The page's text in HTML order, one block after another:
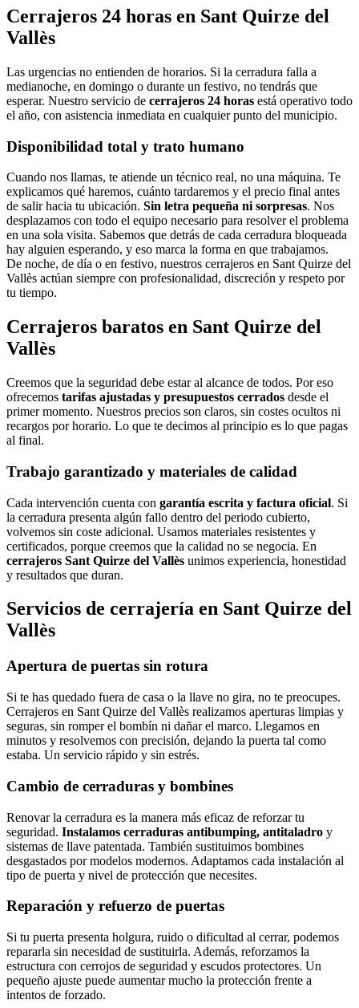
Cerrajeros 24 horas en Sant Quirze del
Vallès
Las urgencias no entienden de horarios. Si la cerradura falla a
medianoche, en domingo o durante un festivo, no tendrás que
esperar. Nuestro servicio de cerrajeros 24 horas está operativo todo
el año, con asistencia inmediata en cualquier punto del municipio.
Disponibilidad total y trato humano
Cuando nos llamas, te atiende un técnico real, no una máquina. Te
explicamos qué haremos, cuánto tardaremos y el precio final antes
de salir hacia tu ubicación. Sin letra pequeña ni sorpresas. Nos
desplazamos con todo el equipo necesario para resolver el problema
en una sola visita. Sabemos que detrás de cada cerradura bloqueada
hay alguien esperando, y eso marca la forma en que trabajamos.
De noche, de día o en festivo, nuestros cerrajeros en Sant Quirze del
Vallès actúan siempre con profesionalidad, discreción y respeto por
tu tiempo.
Cerrajeros baratos en Sant Quirze del
Vallès
Creemos que la seguridad debe estar al alcance de todos. Por eso
ofrecemos tarifas ajustadas y presupuestos cerrados desde el
primer momento. Nuestros precios son claros, sin costes ocultos ni
recargos por horario. Lo que te decimos al principio es lo que pagas
al final.
Trabajo garantizado y materiales de calidad
Cada intervención cuenta con garantía escrita y factura oficial. Si
la cerradura presenta algún fallo dentro del periodo cubierto,
volvemos sin coste adicional. Usamos materiales resistentes y
certificados, porque creemos que la calidad no se negocia. En
cerrajeros Sant Quirze del Vallès unimos experiencia, honestidad
y resultados que duran.
Servicios de cerrajería en Sant Quirze del
Vallès
Apertura de puertas sin rotura
Si te has quedado fuera de casa o la llave no gira, no te preocupes.
Cerrajeros en Sant Quirze del Vallès realizamos aperturas limpias y
seguras, sin romper el bombín ni dañar el marco. Llegamos en
minutos y resolvemos con precisión, dejando la puerta tal como
estaba. Un servicio rápido y sin estrés.
Cambio de cerraduras y bombines
Renovar la cerradura es la manera más eficaz de reforzar tu
seguridad. Instalamos cerraduras antibumping, antitaladro y
sistemas de llave patentada. También sustituimos bombines
desgastados por modelos modernos. Adaptamos cada instalación al
tipo de puerta y nivel de protección que necesites.
Reparación y refuerzo de puertas
Si tu puerta presenta holgura, ruido o dificultad al cerrar, podemos
repararla sin necesidad de sustituirla. Además, reforzamos la
estructura con cerrojos de seguridad y escudos protectores. Un
pequeño ajuste puede aumentar mucho la protección frente a
intentos de forzado.